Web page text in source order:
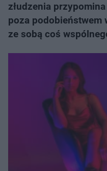
złudzenia
poza podobieństwem
ze sobą coś